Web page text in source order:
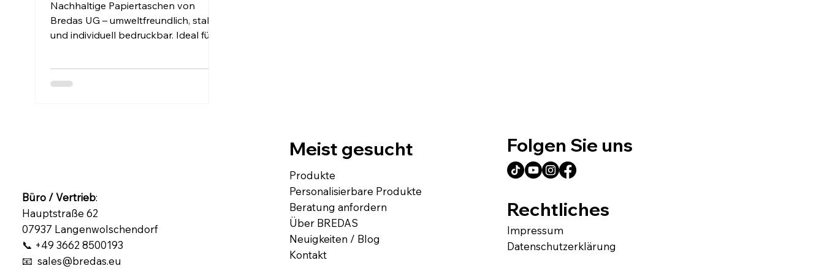
Nachhaltige Papiertaschen von
Bredas UG – umweltfreundlich, stabil
und individuell bedruckbar. Ideal für
Verpackung legen.
Meist gesucht
Produkte
Personalisierbare Produkte
Beratung anfordern
Über BREDAS
Neuigkeiten / Blog
Kontakt
Folgen Sie uns
Büro / Vertrieb:
Hauptstraße 62
07937 Langenwolschendorf
📞 +49 3662 8500193
📧 sales@bredas.eu
Rechtliches
Impressum
Datenschutzerklärung